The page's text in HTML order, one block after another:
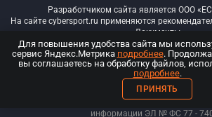
Разработчиком сайта является ООО
На сайте cybersport.ru применяются
Документы
© ООО «Киберспорт.ру» — Все
18+
ООО «Киберспорт.ру». Свидетельство о
информации ЭЛ № ФС 77 - 74
Для повышения удобства сайта мы
сервис Яндекс.Метрика подробнее.
вы соглашаетесь на обработку файлов,
подробнее.
ПРИНЯТЬ